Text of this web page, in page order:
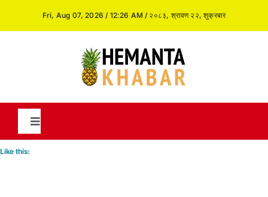
Fri, Aug 07, 2026 / 12:26 AM / २०८३, श्रावण २२, शुक्रबार
Toggle
Navigation
Like this: